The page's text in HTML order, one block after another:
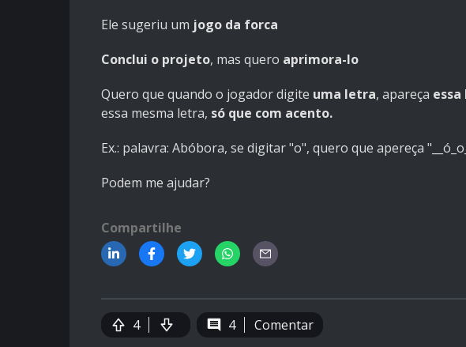
Ele sugeriu um jogo da forca
Conclui o projeto, mas quero aprimora-lo
Quero que quando o jogador digite uma letra, apareça
essa mesma letra, só que com acento.
Ex.: palavra: Abóbora, se digitar "o", quero que apereça
Podem me ajudar?
Compartilhe
4 4 Comentar